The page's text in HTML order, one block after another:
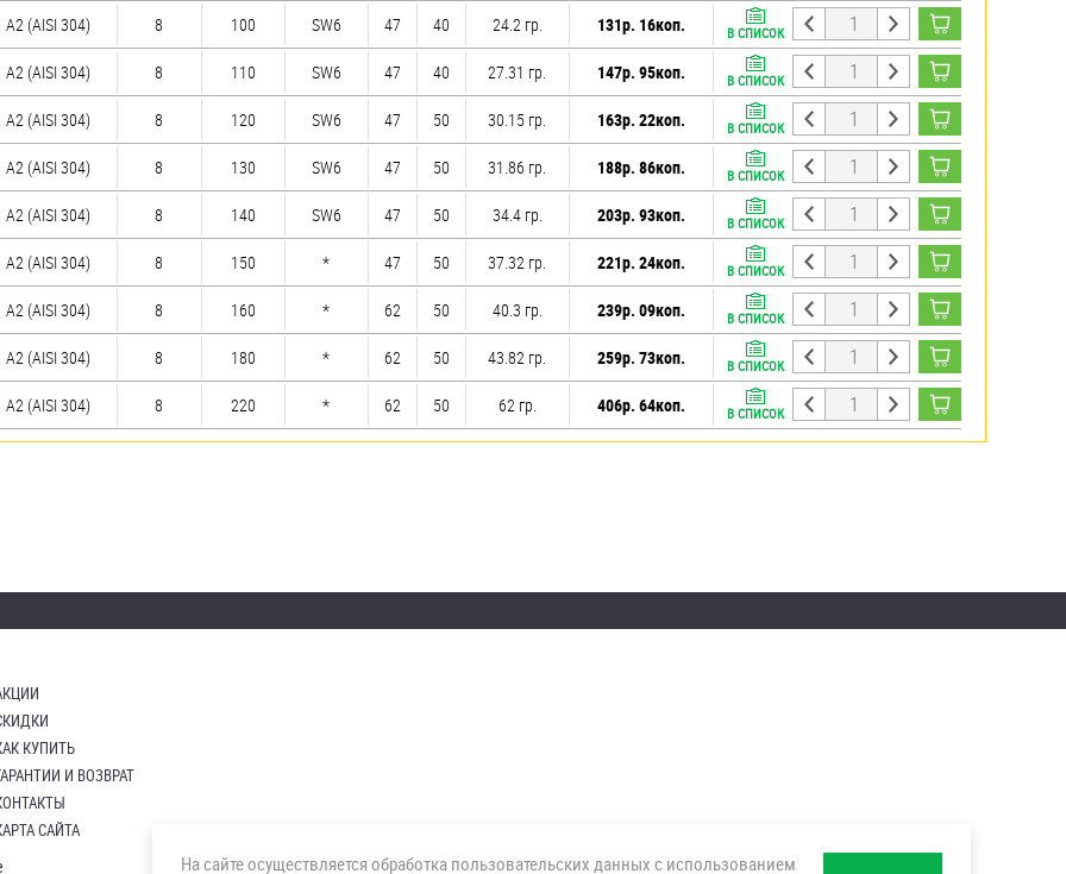
А2 (AISI 304) 8 100 SW6 47 40 24.2 гр. 131р. 16коп. В СПИСОК
А2 (AISI 304) 8 110 SW6 47 40 27.31 гр. 147р. 95коп. В СПИСОК
А2 (AISI 304) 8 120 SW6 47 50 30.15 гр. 163р. 22коп. В СПИСОК
А2 (AISI 304) 8 130 SW6 47 50 31.86 гр. 188р. 86коп. В СПИСОК
А2 (AISI 304) 8 140 SW6 47 50 34.4 гр. 203р. 93коп. В СПИСОК
А2 (AISI 304) 8 150 * 47 50 37.32 гр. 221р. 24коп. В СПИСОК
А2 (AISI 304) 8 160 * 62 50 40.3 гр. 239р. 09коп. В СПИСОК
А2 (AISI 304) 8 180 * 62 50 43.82 гр. 259р. 73коп. В СПИСОК
А2 (AISI 304) 8 220 * 62 50 62 гр. 406р. 64коп. В СПИСОК
КУПИТЬ
И ВОЗВРАТ
САЙТА
На сайте осуществляется обработка пользовательских данных с использованием